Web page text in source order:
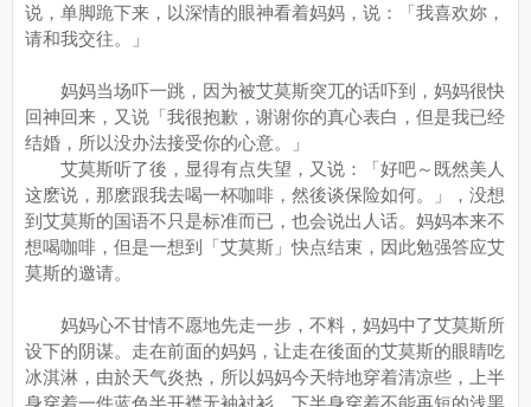
说，单脚跪下来，以深情的眼神看着妈妈，说：「我喜欢妳，
请和我交往。」
妈妈当场吓一跳，因为被艾莫斯突兀的话吓到，妈妈很快
回神回来，又说「我很抱歉，谢谢你的真心表白，但是我已经
结婚，所以没办法接受你的心意。」
艾莫斯听了後，显得有点失望，又说：「好吧～既然美人
这麽说，那麽跟我去喝一杯咖啡，然後谈保险如何。」，没想
到艾莫斯的国语不只是标准而已，也会说出人话。妈妈本来不
想喝咖啡，但是一想到「艾莫斯」快点结束，因此勉强答应艾
莫斯的邀请。
妈妈心不甘情不愿地先走一步，不料，妈妈中了艾莫斯所
设下的阴谋。走在前面的妈妈，让走在後面的艾莫斯的眼睛吃
冰淇淋，由於天气炎热，所以妈妈今天特地穿着清凉些，上半
身穿着一件蓝色半开襟无袖衬衫，下半身穿着不能再短的浅黑